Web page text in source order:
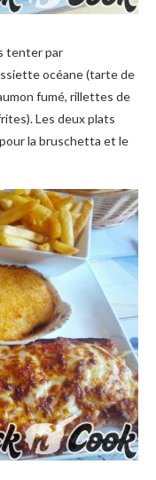
tenter par
océane (tarte de
fumé, rillettes de
Les deux plats
la bruschetta et le